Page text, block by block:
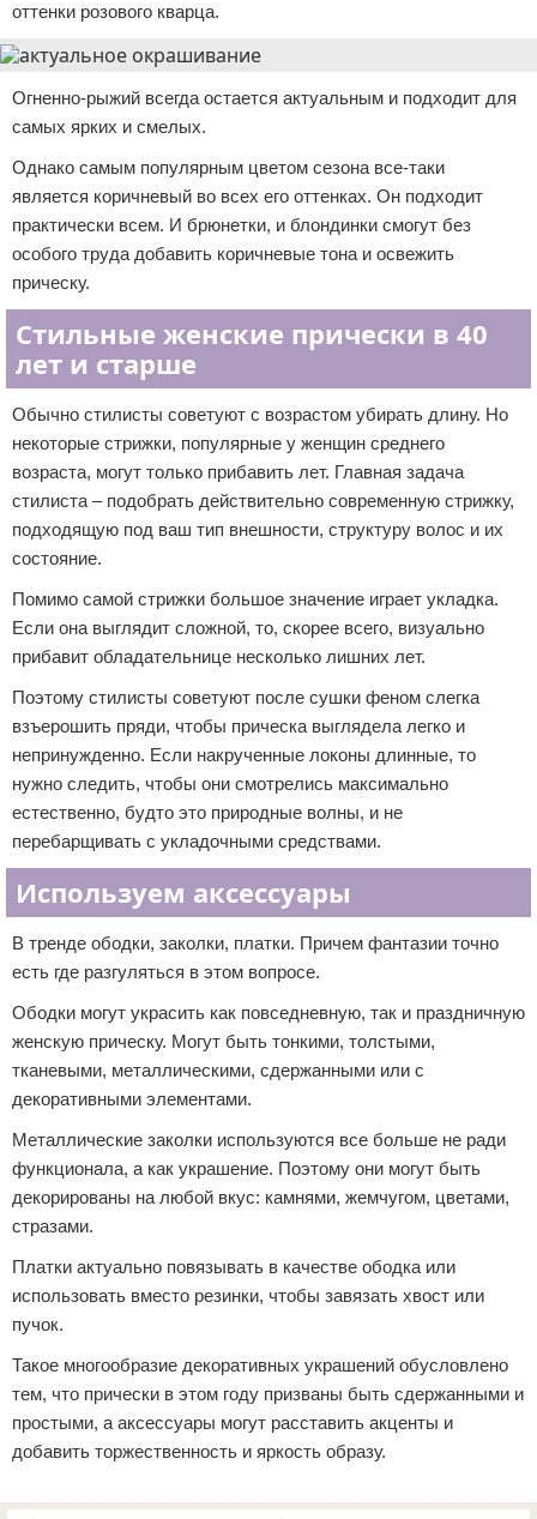
оттенки розового кварца.
Огненно-рыжий всегда остается актуальным и подходит для
самых ярких и смелых.
Однако самым популярным цветом сезона все-таки
является коричневый во всех его оттенках. Он подходит
практически всем. И брюнетки, и блондинки смогут без
особого труда добавить коричневые тона и освежить
прическу.
Стильные женские прически в 40
лет и старше
Обычно стилисты советуют с возрастом убирать длину. Но
некоторые стрижки, популярные у женщин среднего
возраста, могут только прибавить лет. Главная задача
стилиста – подобрать действительно современную стрижку,
подходящую под ваш тип внешности, структуру волос и их
состояние.
Помимо самой стрижки большое значение играет укладка.
Если она выглядит сложной, то, скорее всего, визуально
прибавит обладательнице несколько лишних лет.
Поэтому стилисты советуют после сушки феном слегка
взъерошить пряди, чтобы прическа выглядела легко и
непринужденно. Если накрученные локоны длинные, то
нужно следить, чтобы они смотрелись максимально
естественно, будто это природные волны, и не
перебарщивать с укладочными средствами.
Используем аксессуары
В тренде ободки, заколки, платки. Причем фантазии точно
есть где разгуляться в этом вопросе.
Ободки могут украсить как повседневную, так и праздничную
женскую прическу. Могут быть тонкими, толстыми,
тканевыми, металлическими, сдержанными или с
декоративными элементами.
Металлические заколки используются все больше не ради
функционала, а как украшение. Поэтому они могут быть
декорированы на любой вкус: камнями, жемчугом, цветами,
стразами.
Платки актуально повязывать в качестве ободка или
использовать вместо резинки, чтобы завязать хвост или
пучок.
Такое многообразие декоративных украшений обусловлено
тем, что прически в этом году призваны быть сдержанными и
простыми, а аксессуары могут расставить акценты и
добавить торжественность и яркость образу.